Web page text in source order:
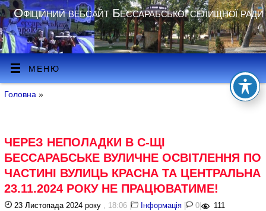
Офіційний вебсайт Бессарабської селищної ради
МЕНЮ
Головна »
ЧЕРЕЗ НЕПОЛАДКИ В С-ЩІ
БЕССАРАБСЬКЕ ВУЛИЧНЕ ОСВІТЛЕННЯ ПО
ЧАСТИНІ ВУЛИЦЬ КРАСНА ТА ЦЕНТРАЛЬНА
23.11.2024 РОКУ НЕ ПРАЦЮВАТИМЕ!
23 Листопада 2024 року , 18:06 | Інформація | 0 | 111